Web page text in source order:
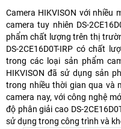
Camera HIKVISON với
camera tuy nhiên DS-
phẩm chất lượng trên thị
DS-2CE16D0T-IRP có chất
trong các loại sản phẩm
HIKVISON đã sử dụng sản
trong nhiều thời gian qua và
camera nay, với công nghệ
độ phân giải cao DS-
sử dụng trong công trình và